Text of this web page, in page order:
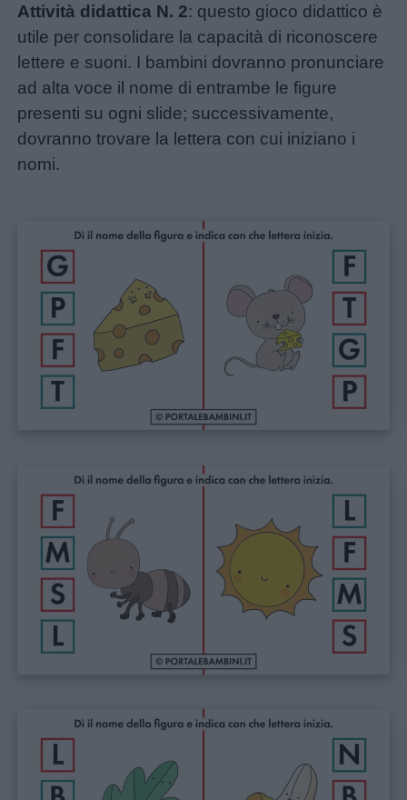
Attività didattica N. 2: questo gioco didattico è
utile per consolidare la capacità di riconoscere
lettere e suoni. I bambini dovranno pronunciare
ad alta voce il nome di entrambe le figure
presenti su ogni slide; successivamente,
dovranno trovare la lettera con cui iniziano i
nomi.